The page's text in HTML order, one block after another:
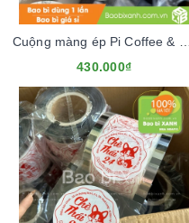
430.000₫